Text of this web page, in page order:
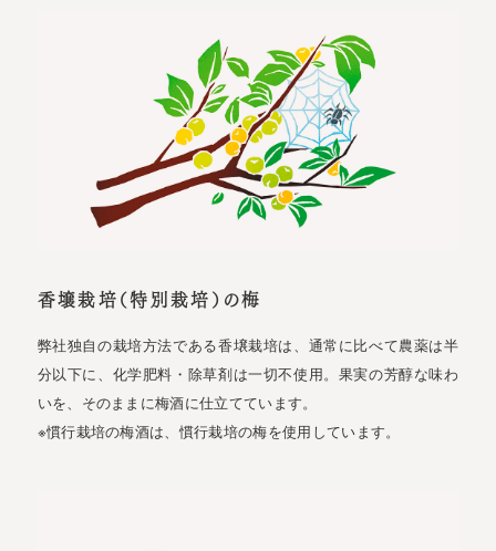
香壌栽培（特別栽培）の梅
弊社独自の栽培方法である香壌栽培は、通常に比べて農薬は半
分以下に、化学肥料・除草剤は一切不使用。果実の芳醇な味わ
いを、そのままに梅酒に仕立てています。
※慣行栽培の梅酒は、慣行栽培の梅を使用しています。